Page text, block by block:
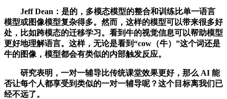
Jeff Dean：是的，多模态模型的整合和训练比单一语言
模型或图像模型复杂得多。然而，这样的模型可以带来很多好
处，比如跨模态的迁移学习。看到牛的视觉信息可以帮助模型
更好地理解语言。这样，无论是看到“cow（牛）”这个词还是
牛的图像，模型都会有类似的内部触发反应。
研究表明，一对一辅导比传统课堂效果更好，那么 AI 能
否让每个人都享受到类似的一对一辅导呢？这个目标离我们已
经不远了。